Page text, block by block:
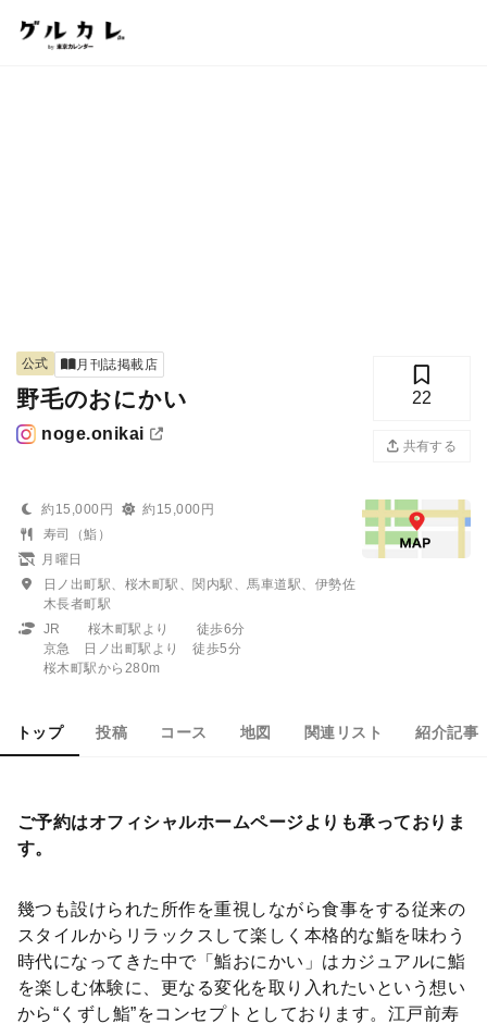
公式 月刊誌掲載店
野毛のおにかい
noge.onikai
22
共有する
約15,000円
約15,000円
寿司（鮨）
月曜日
日ノ出町駅、桜木町駅、関内駅、馬車道駅、伊勢佐
木長者町駅
JR 桜木町駅より 徒歩6分
京急 日ノ出町駅より 徒歩5分
桜木町駅から280m
トップ 投稿 コース 地図 関連リスト 紹介記事
ご予約はオフィシャルホームページよりも承っておりま
す。
幾つも設けられた所作を重視しながら食事をする従来の
スタイルからリラックスして楽しく本格的な鮨を味わう
時代になってきた中で「鮨おにかい」はカジュアルに鮨
を楽しむ体験に、更なる変化を取り入れたいという想い
から“くずし鮨”をコンセプトとしております。江戸前寿